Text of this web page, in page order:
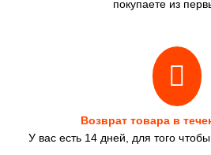
покупаете из
Возврат товара в
У вас есть 14 дней, для того